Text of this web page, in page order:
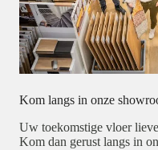
Kom langs in onze
Uw toekomstige vloer
Kom dan gerust langs in